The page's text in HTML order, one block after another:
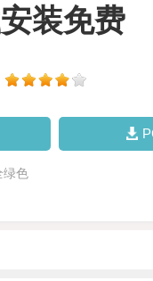
装免费
色